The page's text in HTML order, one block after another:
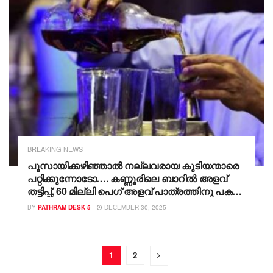
പ്രവർത്തനങ്ങളും, 9 പേർ കസ്റ്റഡിയിൽ
BREAKING NEWS
പൂസായിക്കഴിഞ്ഞാൽ നല്ലവരായ കുടിയന്മാരെ
പറ്റിക്കുന്നോടോ…. കണ്ണൂരിലെ ബാറിൽ അളവ്
തട്ടിപ്പ്, 60 മില്ലി പെഗ് അളവ് പാത്രത്തിനു പകരം
48 മില്ലിയുടെ അളവ്പാത്രം, 30
BY PATHRAM DESK 5 DECEMBER 30, 2025
1 2